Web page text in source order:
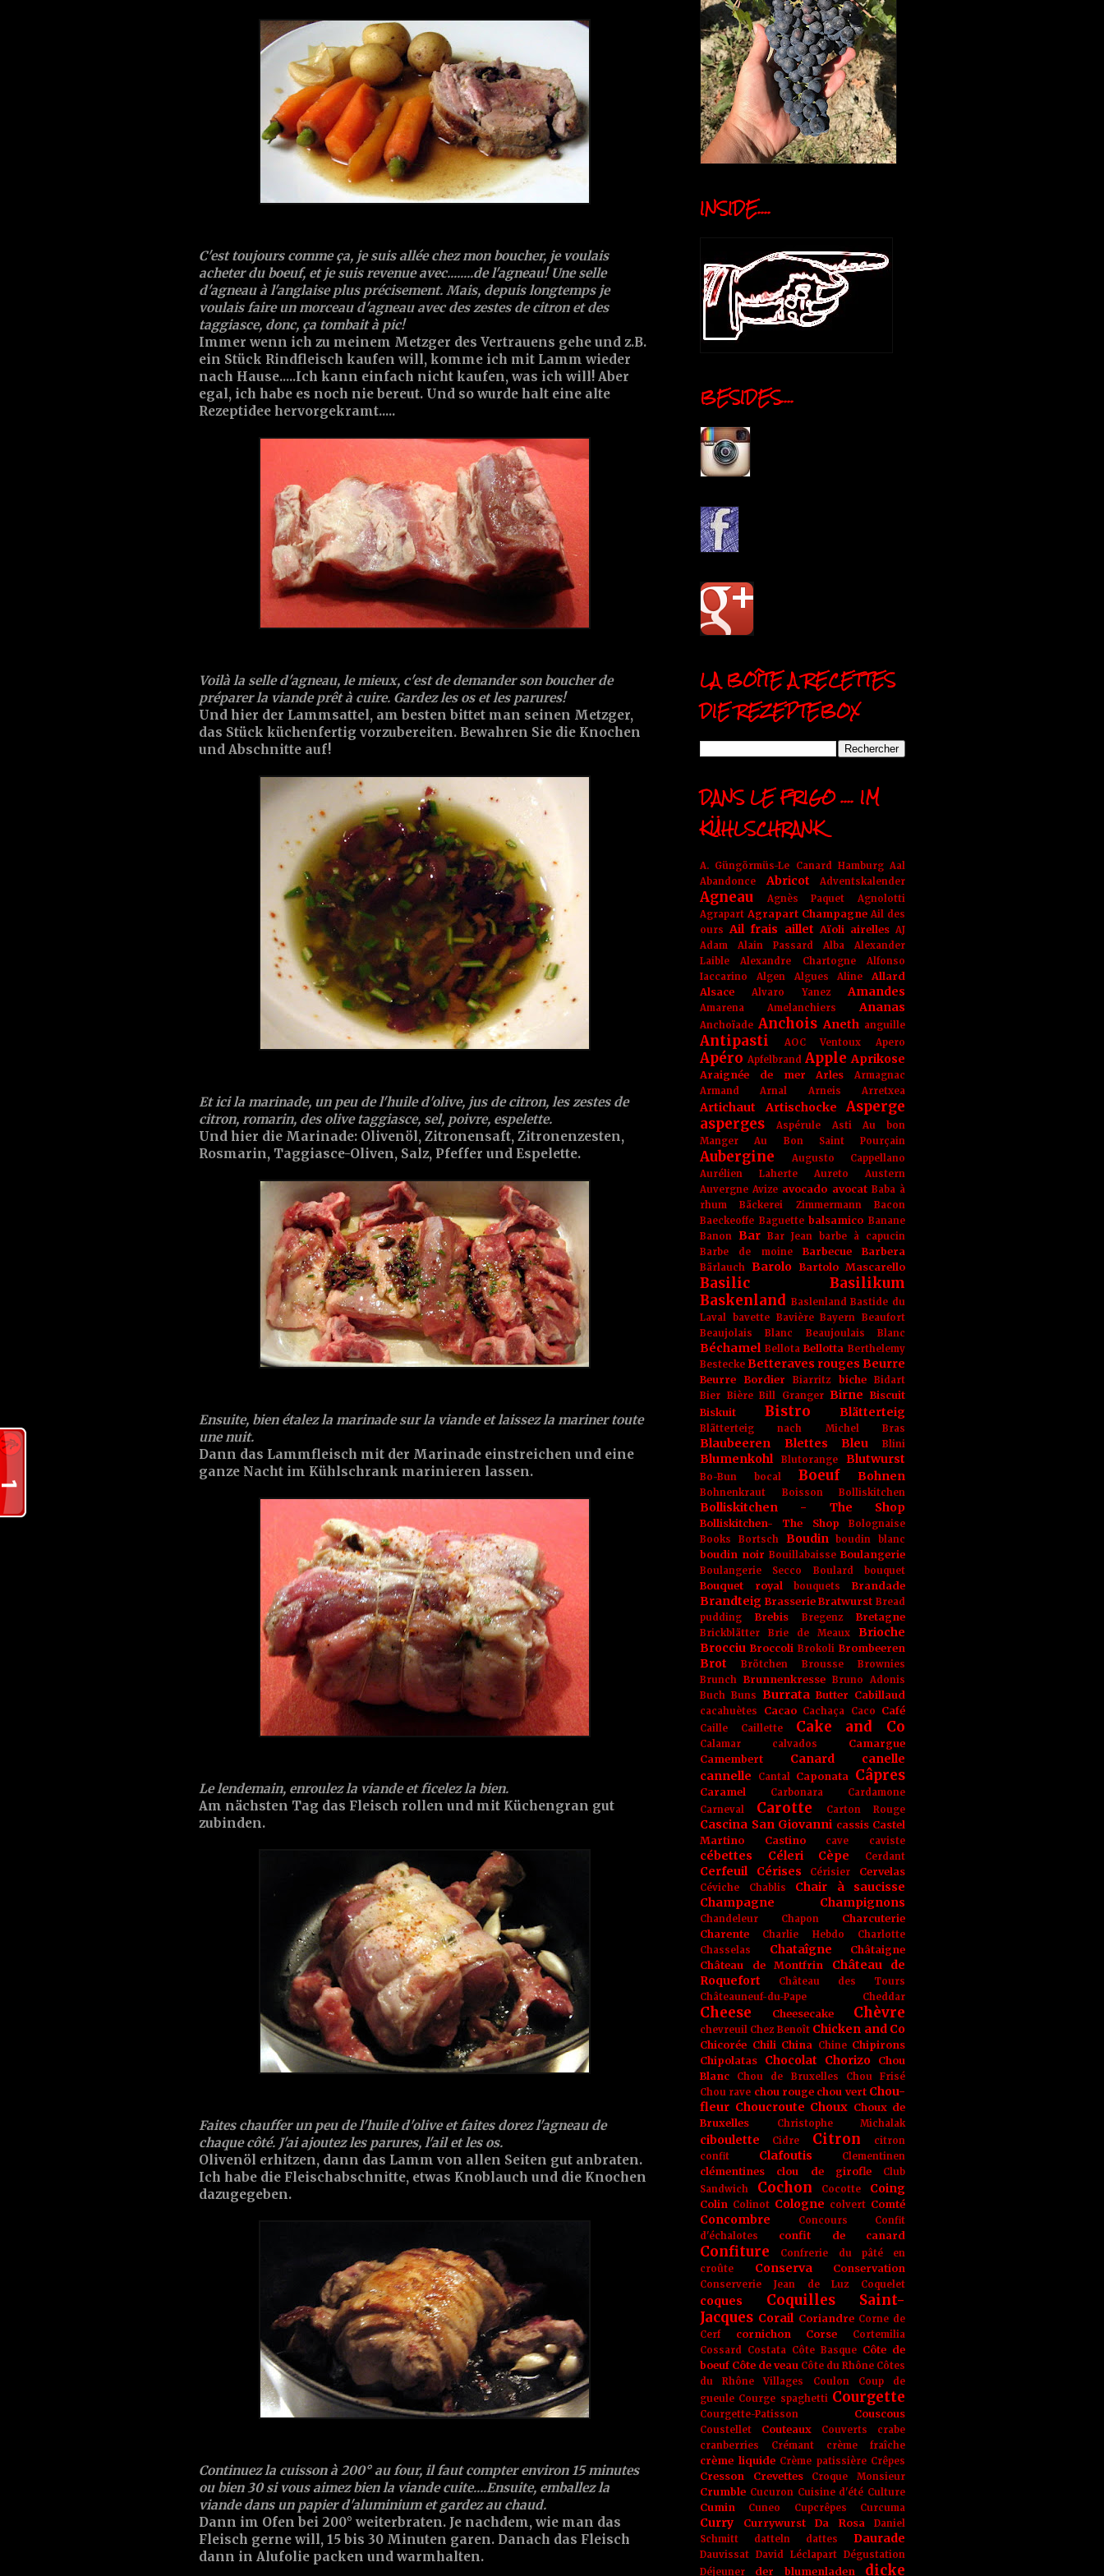
C'est toujours comme ça, je suis allée chez mon boucher, je voulais
acheter du boeuf, et je suis revenue avec........de l'agneau! Une selle
d'agneau à l'anglaise plus précisement. Mais, depuis longtemps je
voulais faire un morceau d'agneau avec des zestes de citron et des
taggiasce, donc, ça tombait à pic!
Immer wenn ich zu meinem Metzger des Vertrauens gehe und z.B.
ein Stück Rindfleisch kaufen will, komme ich mit Lamm wieder
nach Hause.....Ich kann einfach nicht kaufen, was ich will! Aber
egal, ich habe es noch nie bereut. Und so wurde halt eine alte
Rezeptidee hervorgekramt.....
Voilà la selle d'agneau, le mieux, c'est de demander son boucher de
préparer la viande prêt à cuire. Gardez les os et les parures!
Und hier der Lammsattel, am besten bittet man seinen Metzger,
das Stück küchenfertig vorzubereiten. Bewahren Sie die Knochen
und Abschnitte auf!
Et ici la marinade, un peu del'huile d'olive, jus de citron, leszestes de
citron, romarin, des olive taggiasce, sel, poivre, espelette.
Und hier die Marinade: Olivenöl, Zitronensaft, Zitronenzesten,
Rosmarin, Taggiasce-Oliven, Salz, Pfeffer und Espelette.
Ensuite, bien étalez la marinade sur la viande et laissez la mariner toute
une nuit.
Dann das Lammfleisch mit der Marinade einstreichen und eine
ganze Nacht im Kühlschrank marinieren lassen.
Le lendemain, enroulez la viande et ficelez la bien.
Am nächsten Tag das Fleisch rollen und mit Küchengran gut
zubinden.
Faites chauffer un peu de l'huile d'olive et faites dorez l'agneau de
chaque côté. J'ai ajoutez les parures, l'ail et les os.
Olivenöl erhitzen, dann das Lamm von allen Seiten gut anbraten.
Ich habe die Fleischabschnitte, etwas Knoblauch und die Knochen
dazugegeben.
Continuez la cuisson à 200° au four, il faut compter environ 15 minutes
ou bien 30 si vous aimez bien la viande cuite....Ensuite, emballez la
viande dans un papier d'aluminium et gardez au chaud.
Dann im Ofen bei 200° weiterbraten. Je nachdem, wie man das
Fleisch gerne will, 15 bis 30 Minuten garen. Danach das Fleisch
dann in Alufolie packen und warmhalten.
INSIDE....
BESIDES....
LA BOÎTE A RECETTES
DIE REZEPTEBOX
DANS LE FRIGO .... IM
KÜHLSCHRANK
A. Güngörmüs-Le Canard Hamburg Aal
Abandonce
Abricot Adventskalender
Agneau Agnès Paquet
Agnolotti
Agrapart Agrapart Champagne Ail des
ours Ail frais aillet Aïoli airelles AJ
Adam
Alain Passard Alba
Alexander
Laible
Alexandre Chartogne
Alfonso
Iaccarino
Algen Algues Aline
Allard
Alsace
Alvaro Yanez Amandes
Amarena Amelanchiers Ananas
Anchoïade Anchois Aneth anguille
Antipasti AOC Ventoux Apero
Apéro Apfelbrand Apple Aprikose
Araignée de mer Arles
Armagnac
Armand Arnal
Arneis Arretxea
Artichaut Artischocke
Asperge
asperges
Aspérule Asti
Au bon
Manger
Au Bon Saint Pourçain
Aubergine
Augusto Cappellano
Aurélien Laherte
Aureto
Austern
Auvergne Avize avocado avocat Baba à
rhum
Bäckerei Zimmermann
Bacon
Baeckeoffe Baguette balsamico Banane
Banon Bar Bar Jean
barbe à capucin
Barbe de moine
Barbecue Barbera
Bärlauch Barolo Bartolo Mascarello
Basilic
Basilikum
Baskenland Baslenland Bastide du
Laval
bavette Bavière Bayern Beaufort
Beaujolais Blanc
Beaujoulais Blanc
Béchamel Bellota Bellotta Berthelemy
Bestecke Betteraves rouges Beurre
Beurre Bordier Biarritz biche
Bidart
Bier Bière Bill Granger Birne
Biscuit
Biskuit
Bistro Blätterteig
Blätterteig nach Michel Bras
Blaubeeren Blettes Bleu Blini
Blumenkohl Blutorange Blutwurst
Bo-Bun bocal Boeuf Bohnen
Bohnenkraut Boisson Bolliskitchen
Bolliskitchen - The Shop
Bolliskitchen- The Shop
Bolognaise
Books
Bortsch Boudin boudin blanc
boudin noir Bouillabaisse Boulangerie
Boulangerie Secco Boulard bouquet
Bouquet royal bouquets Brandade
Brandteig Brasserie Bratwurst Bread
pudding
Brebis Bregenz Bretagne
Brickblätter Brie de Meaux
Brioche
Brocciu Broccoli Brokoli Brombeeren
Brot Brötchen Brousse
Brownies
Brunch Brunnenkresse Bruno Adonis
Buch Buns Burrata Butter Cabillaud
cacahuètes Cacao Cachaça Caco Café
Caille Caillette Cake and Co
Calamar calvados
Camargue
Camembert
Canard
canelle
cannelle
Cantal Caponata Câpres
Caramel Carbonara
Cardamone
Carneval
Carotte Carton Rouge
Cascina San Giovanni cassis Castel
Martino
Castino cave caviste
cébettes Céleri Cèpe Cerdant
Cerfeuil Cérises Cérisier Cervelas
Céviche Chablis
Chair à saucisse
Champagne
Champignons
Chandeleur Chapon
Charcuterie
Charente
Charlie Hebdo
Charlotte
Chasselas
Chataîgne
Châtaigne
Château de Montfrin
Château de
Roquefort
Château des Tours
Châteauneuf-du-Pape
Cheddar
Cheese Cheesecake Chèvre
chevreuil Chez Benoît Chicken and Co
Chicorée Chili China Chine Chipirons
Chipolatas
Chocolat Chorizo
Chou
Blanc
Chou de Bruxelles
Chou Frisé
Chou rave chou rouge chou vert Chou-
fleur Choucroute Choux Choux de
Bruxelles
Christophe Michalak
ciboulette Cidre Citron
citron
confit
Clafoutis Clementinen
clémentines clou de girofle
Club
Sandwich
Cochon Cocotte Coing
Colin Colinot Cologne colvert Comté
Concombre Concours
Confit
d'échalotes
confit de canard
Confiture
Confrerie du pâté en
croûte
Conserva Conservation
Conserverie Jean de Luz Coquelet
coques
Coquilles Saint-
Jacques Corail Coriandre Corne de
Cerf
cornichon Corse
Cortemilia
Cossard Costata Côte Basque Côte de
boeuf Côte de veau Côte du Rhône Côtes
du Rhône Villages
Coulon
Coup de
gueule Courge spaghetti Courgette
Courgette-Patisson Couscous
Coustellet Couteaux Couverts
crabe
cranberries
Crémant crème fraîche
crème liquide Crème patissière Crêpes
Cresson Crevettes Croque Monsieur
Crumble Cucuron Cuisine d'été Culture
Cumin Cuneo Cupcrêpes Curcuma
Curry Currywurst Da Rosa
Daniel
Schmitt
datteln dattes Daurade
Dauvissat David Léclapart Dégustation
Déjeuner
der blumenladen dicke